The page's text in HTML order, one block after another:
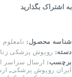
با
خرجکار
عدد
به اشتراک بگذارید
شناسه محصول: نامعلوم
دسته: روپوش پزشکی
برچسب:
ارسال سراسر
ایران روپوش پزشکی,